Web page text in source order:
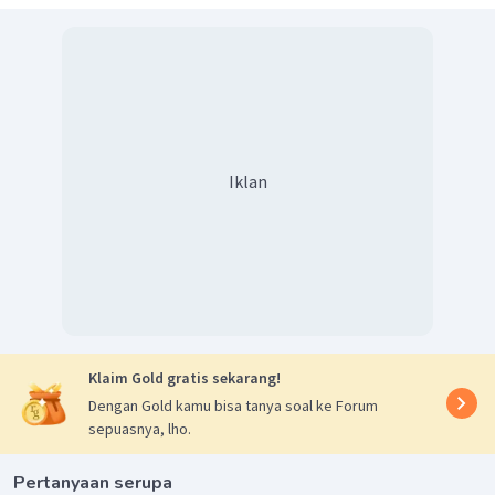
Iklan
Klaim Gold gratis sekarang!
Dengan Gold kamu bisa tanya soal ke Forum
sepuasnya, lho.
Pertanyaan serupa